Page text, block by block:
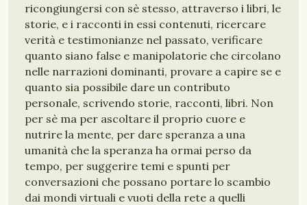
ricongiungersi con sè stesso, attraverso i libri, le
storie, e i racconti in essi contenuti, ricercare
verità e testimonianze nel passato, verificare
quanto siano false e manipolatorie che circolano
nelle narrazioni dominanti, provare a capire se e
quanto sia possibile dare un contributo
personale, scrivendo storie, racconti, libri. Non
per sè ma per ascoltare il proprio cuore e
nutrire la mente, per dare speranza a una
umanità che la speranza ha ormai perso da
tempo, per suggerire temi e spunti per
conversazioni che possano portare lo scambio
dai mondi virtuali e vuoti della rete a quelli